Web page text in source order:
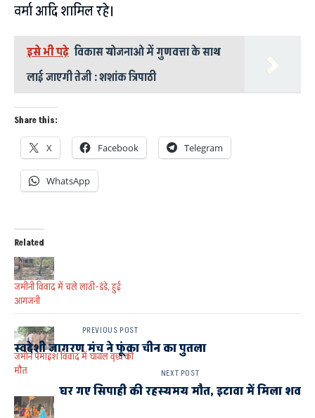
वर्मा आदि शामिल रहे।
इसे भी पढ़े विकास योजनाओ में गुणवत्ता के साथ
लाई जाएगी तेजी : शशांक त्रिपाठी
Share this:
X Facebook Telegram
WhatsApp
Related
जमीनी विवाद में चले लाठी-डंडे, हुई
आगजनी
जमीन पैमाइश विवाद में घायल वृद्ध की
मौत
PREVIOUS POST
स्वदेशी जागरण मंच ने फूंका चीन का पुतला
NEXT POST
घर गए सिपाही की रहस्यमय मौत, इटावा में मिला शव